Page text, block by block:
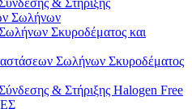
& Στήριξης
Σωλήνων
Σκυροδέματος και
Σωλήνων Σκυροδέματος
& Στήριξης Halogen Free